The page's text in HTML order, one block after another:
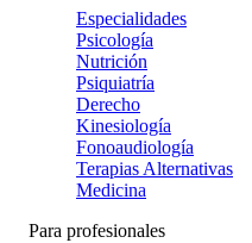
Especialidades
Psicología
Nutrición
Psiquiatría
Derecho
Kinesiología
Fonoaudiología
Terapias Alternativas
Medicina
Para profesionales